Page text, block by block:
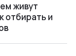
живут
отбирать и